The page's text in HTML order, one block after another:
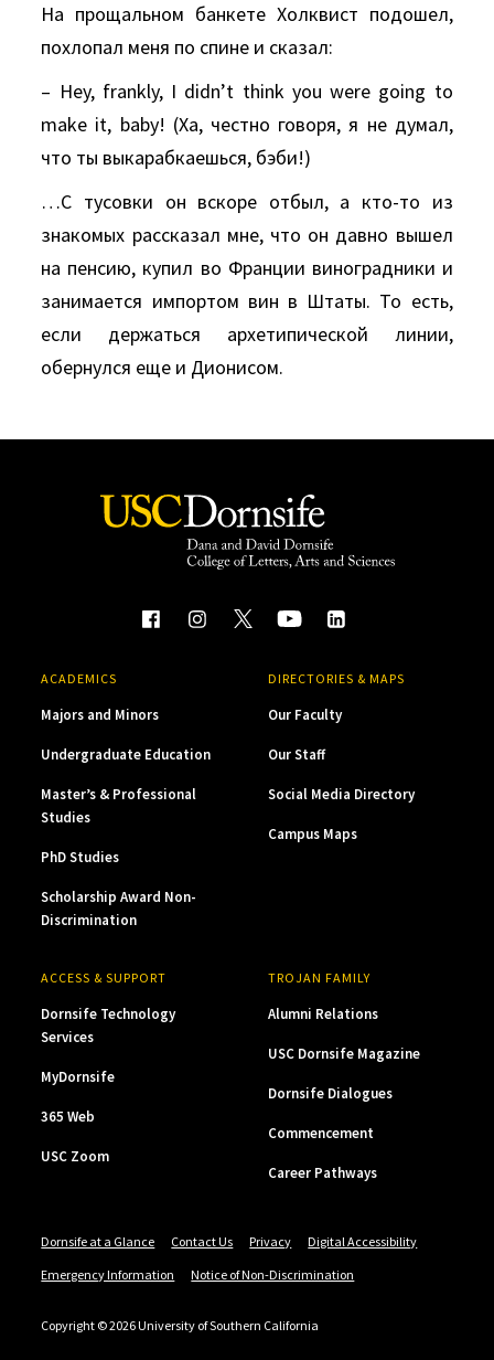
На прощальном банкете Холквист подошел,
похлопал меня по спине и сказал:
– Hey, frankly, I didn’t think you were going to
make it, baby! (Ха, честно говоря, я не думал,
что ты выкарабкаешься, бэби!)
…С тусовки он вскоре отбыл, а кто-то из
знакомых рассказал мне, что он давно вышел
на пенсию, купил во Франции виноградники и
занимается импортом вин в Штаты. То есть,
если держаться архетипической линии,
обернулся еще и Дионисом.
ACADEMICS
Majors and Minors
Undergraduate Education
Master’s & Professional
Studies
PhD Studies
Scholarship Award Non-
Discrimination
DIRECTORIES & MAPS
Our Faculty
Our Staff
Social Media Directory
Campus Maps
ACCESS & SUPPORT
Dornsife Technology
Services
MyDornsife
365 Web
USC Zoom
TROJAN FAMILY
Alumni Relations
USC Dornsife Magazine
Dornsife Dialogues
Commencement
Career Pathways
Dornsife at a Glance Contact Us Privacy
Digital Accessibility
Emergency Information
Notice of Non-Discrimination
Copyright © 2026 University of Southern California